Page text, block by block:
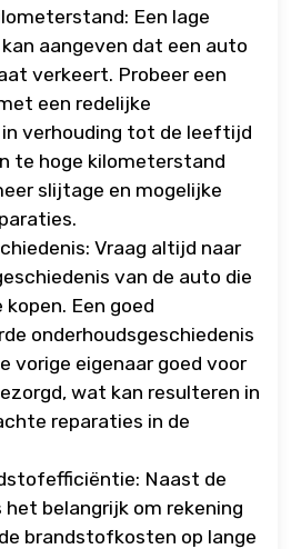
Een lage
aangeven dat een auto
verkeert. Probeer een
een redelijke
verhouding tot de leeftijd
te hoge kilometerstand
slijtage en mogelijke
Vraag altijd naar
van de auto die
Een goed
onderhoudsgeschiedenis
vorige eigenaar goed voor
wat kan resulteren in
reparaties in de
Naast de
belangrijk om rekening
brandstofkosten op lange